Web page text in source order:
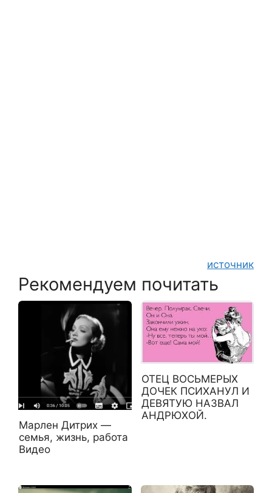
источник
Рекомендуем почитать
Марлен Дитрих —
семья, жизнь, работа
Видео
ОТЕЦ ВОСЬМЕРЫХ
ДОЧЕК ПСИХАНУЛ И
ДЕВЯТУЮ НАЗВАЛ
АНДРЮХОЙ.